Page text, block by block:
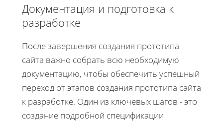
Документация и подготовка к
разработке
После завершения создания прототипа
сайта важно собрать всю необходимую
документацию, чтобы обеспечить успешный
переход от этапов создания прототипа сайта
к разработке. Один из ключевых шагов - это
создание подробной спецификации